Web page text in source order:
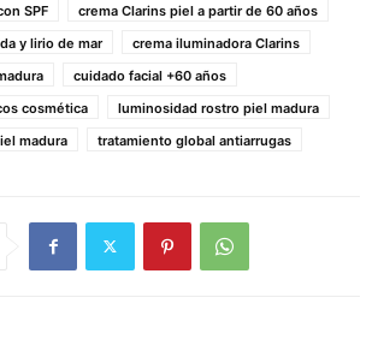
SPF
crema Clarins piel a partir de 60 años
y lirio de mar
crema iluminadora Clarins
cuidado facial +60 años
cosmética
luminosidad rostro piel madura
madura
tratamiento global antiarrugas